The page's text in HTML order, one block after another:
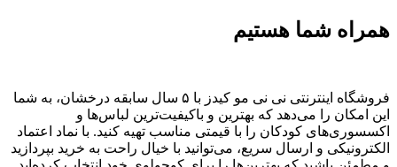
همراه شما هستیم
فروشگاه اینترنتی نی نی مو کیدز با ۵ سال سابقه درخشان، به شما
این امکان را می‌دهد که بهترین و باکیفیت‌ترین لباس‌ها و
اکسسوری‌های کودکان را با قیمتی مناسب تهیه کنید. با نماد اعتماد
الکترونیکی و ارسال سریع، می‌توانید با خیال راحت به خرید بپردازید